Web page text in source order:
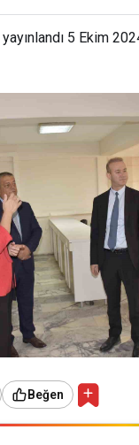
yayınlandı 5 Ekim
Beğen